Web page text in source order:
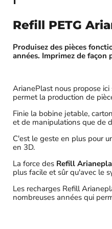
Refill PETG
Produisez des pièces
années. Imprimez de façon
ArianePlast nous propose
permet la production de
Finie la bobine jetable,
et de manipulations que de
C'est le geste en plus pour
en 3D.
La force des Refill
plus facile et sûr qu'avec le
Les recharges Refill
nombreuses années qui